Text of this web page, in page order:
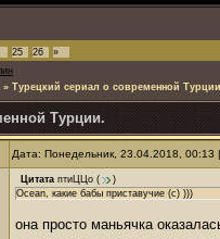
25 26 »
» Турецкий сериал о современной
Турции.
Дата: Понедельник, 23.04.2018,
Цитата птиЦЦо (
)
Ocean, какие бабы приставучие (с) )))
она просто маньячка